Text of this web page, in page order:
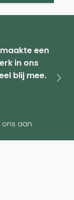
een
in ons
blij mee.
ons aan